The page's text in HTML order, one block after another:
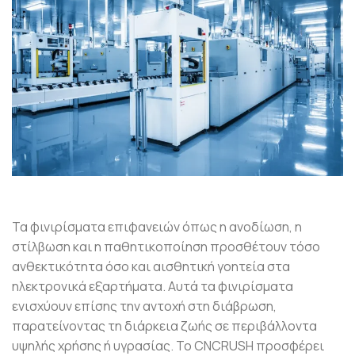
Τα φινιρίσματα επιφανειών όπως η ανοδίωση, η
στίλβωση και η παθητικοποίηση προσθέτουν τόσο
ανθεκτικότητα όσο και αισθητική γοητεία στα
ηλεκτρονικά εξαρτήματα. Αυτά τα φινιρίσματα
ενισχύουν επίσης την αντοχή στη διάβρωση,
παρατείνοντας τη διάρκεια ζωής σε περιβάλλοντα
υψηλής χρήσης ή υγρασίας. Το CNCRUSH προσφέρει